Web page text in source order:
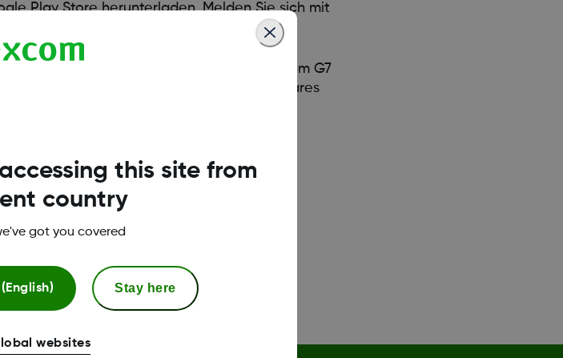
Play Store herunterladen. Melden Sie sich mit
mit Dexcom G7 kompatibel. Der Dexcom G7
und über ein dynamischeres, besser lesbares
this site from
country
got you covered
Stay here
websites